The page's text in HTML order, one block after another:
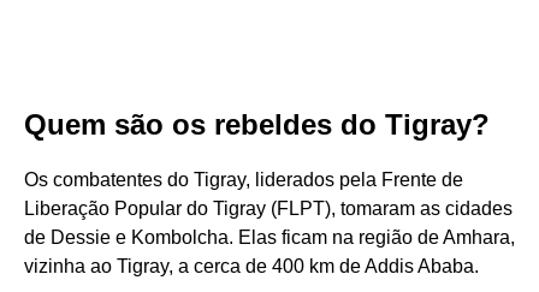
Quem são os rebeldes do Tigray?
Os combatentes do Tigray, liderados pela Frente de
Liberação Popular do Tigray (FLPT), tomaram as cidades
de Dessie e Kombolcha. Elas ficam na região de Amhara,
vizinha ao Tigray, a cerca de 400 km de Addis Ababa.